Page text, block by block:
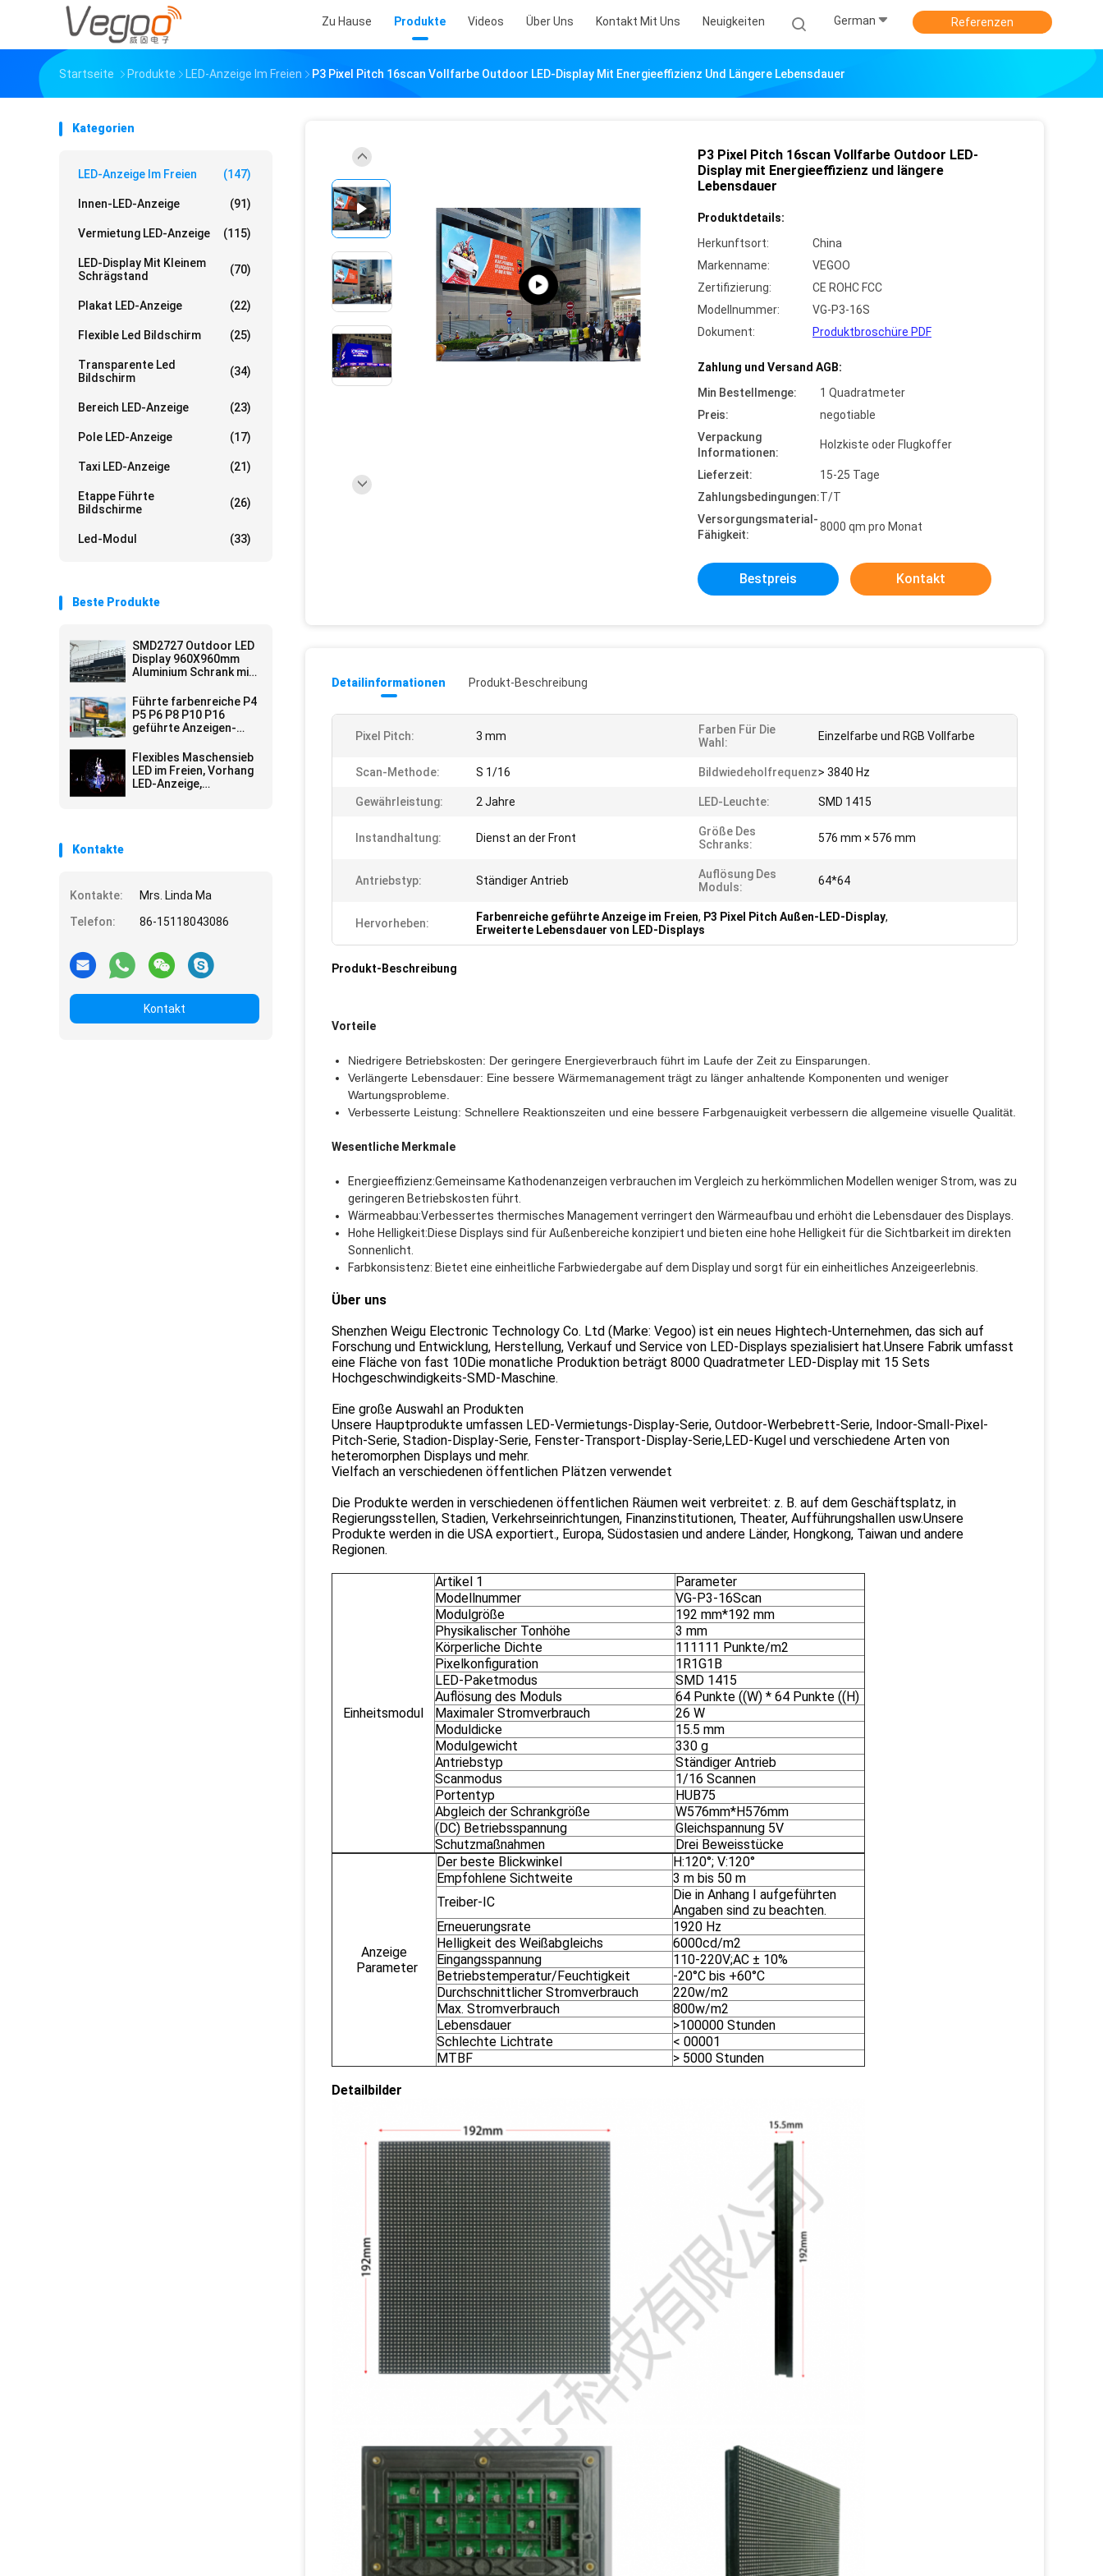
Zu Hause Produkte Videos Über Uns Kontakt Mit Uns Neuigkeiten German Referenzen
Startseite Produkte LED-Anzeige Im Freien P3 Pixel Pitch 16scan Vollfarbe Outdoor LED-Display Mit Energieeffizienz Und Längere Lebensdauer
Kategorien
LED-Anzeige Im Freien (147)
Innen-LED-Anzeige (91)
Vermietung LED-Anzeige (115)
LED-Display Mit Kleinem
Schrägstand
(70)
Plakat LED-Anzeige (22)
Flexible Led Bildschirm (25)
Transparente Led
Bildschirm
(34)
Bereich LED-Anzeige (23)
Pole LED-Anzeige (17)
Taxi LED-Anzeige (21)
Etappe Führte
Bildschirme
(26)
Led-Modul (33)
Beste Produkte
SMD2727 Outdoor LED
Display 960X960mm
Aluminium Schrank mit
Führte farbenreiche P4
P5 P6 P8 P10 P16
geführte Anzeigen-
Freien Schirm-
Stadiums-Schirm-
Wand
Flexibles Maschensieb
LED im Freien, Vorhang
LED-Anzeige,
Kontakte
Kontakte:
Mrs. Linda Ma
Telefon:
86-15118043086
Kontakt
P3 Pixel Pitch 16scan Vollfarbe Outdoor LED-
Display mit Energieeffizienz und längere
Lebensdauer
Produktdetails:
Herkunftsort:
China
Markenname:
VEGOO
Zertifizierung:
CE ROHC FCC
Modellnummer:
VG-P3-16S
Dokument:
Produktbroschüre PDF
Zahlung und Versand AGB:
Min Bestellmenge:
1 Quadratmeter
Preis:
negotiable
Verpackung
Informationen:
Holzkiste oder Flugkoffer
Lieferzeit:
15-25 Tage
Zahlungsbedingungen:T/T
Versorgungsmaterial-
Fähigkeit:
8000 qm pro Monat
Bestpreis Kontakt
Detailinformationen Produkt-Beschreibung
Pixel Pitch: 3 mm
Farben Für Die
Wahl:
Einzelfarbe und RGB Vollfarbe
Scan-Methode: S 1/16 Bildwiedeholfrequenz:> 3840 Hz
Gewährleistung: 2 Jahre LED-Leuchte: SMD 1415
Instandhaltung: Dienst an der Front
Größe Des
Schranks:
576 mm × 576 mm
Antriebstyp: Ständiger Antrieb
Auflösung Des
Moduls:
64*64
Hervorheben: Farbenreiche geführte Anzeige im Freien, P3 Pixel Pitch Außen-LED-Display,
Erweiterte Lebensdauer von LED-Displays
Produkt-Beschreibung
Vorteile
Niedrigere Betriebskosten: Der geringere Energieverbrauch führt im Laufe der Zeit zu Einsparungen.
Verlängerte Lebensdauer: Eine bessere Wärmemanagement trägt zu länger anhaltende Komponenten und weniger
Wartungsprobleme.
Verbesserte Leistung: Schnellere Reaktionszeiten und eine bessere Farbgenauigkeit verbessern die allgemeine visuelle Qualität.
Wesentliche Merkmale
Energieeffizienz:Gemeinsame Kathodenanzeigen verbrauchen im Vergleich zu herkömmlichen Modellen weniger Strom, was zu
geringeren Betriebskosten führt.
Wärmeabbau:Verbessertes thermisches Management verringert den Wärmeaufbau und erhöht die Lebensdauer des Displays.
Hohe Helligkeit:Diese Displays sind für Außenbereiche konzipiert und bieten eine hohe Helligkeit für die Sichtbarkeit im direkten
Sonnenlicht.
Farbkonsistenz: Bietet eine einheitliche Farbwiedergabe auf dem Display und sorgt für ein einheitliches Anzeigeerlebnis.
Über uns
Shenzhen Weigu Electronic Technology Co. Ltd (Marke: Vegoo) ist ein neues Hightech-Unternehmen, das sich auf
Forschung und Entwicklung, Herstellung, Verkauf und Service von LED-Displays spezialisiert hat.Unsere Fabrik umfasst
eine Fläche von fast 10Die monatliche Produktion beträgt 8000 Quadratmeter LED-Display mit 15 Sets
Hochgeschwindigkeits-SMD-Maschine.
Eine große Auswahl an Produkten
Unsere Hauptprodukte umfassen LED-Vermietungs-Display-Serie, Outdoor-Werbebrett-Serie, Indoor-Small-Pixel-
Pitch-Serie, Stadion-Display-Serie, Fenster-Transport-Display-Serie,LED-Kugel und verschiedene Arten von
heteromorphen Displays und mehr.
Vielfach an verschiedenen öffentlichen Plätzen verwendet
Die Produkte werden in verschiedenen öffentlichen Räumen weit verbreitet: z. B. auf dem Geschäftsplatz, in
Regierungsstellen, Stadien, Verkehrseinrichtungen, Finanzinstitutionen, Theater, Aufführungshallen usw.Unsere
Produkte werden in die USA exportiert., Europa, Südostasien und andere Länder, Hongkong, Taiwan und andere
Regionen.
Einheitsmodul
Artikel 1
Parameter
Modellnummer
VG-P3-16Scan
Modulgröße
192 mm*192 mm
Physikalischer Tonhöhe
3 mm
Körperliche Dichte
111111 Punkte/m2
Pixelkonfiguration
1R1G1B
LED-Paketmodus
SMD 1415
Auflösung des Moduls
64 Punkte ((W) * 64 Punkte ((H)
Maximaler Stromverbrauch
26 W
Moduldicke
15.5 mm
Modulgewicht
330 g
Antriebstyp
Ständiger Antrieb
Scanmodus
1/16 Scannen
Portentyp
HUB75
Abgleich der Schrankgröße
W576mm*H576mm
(DC) Betriebsspannung
Gleichspannung 5V
Schutzmaßnahmen
Drei Beweisstücke
Anzeige
Parameter
Der beste Blickwinkel
H:120°; V:120°
Empfohlene Sichtweite
3 m bis 50 m
Treiber-IC
Die in Anhang I aufgeführten
Angaben sind zu beachten.
Erneuerungsrate
1920 Hz
Helligkeit des Weißabgleichs
6000cd/m2
Eingangsspannung
110-220V;AC ± 10%
Betriebstemperatur/Feuchtigkeit
-20°C bis +60°C
Durchschnittlicher Stromverbrauch
220w/m2
Max. Stromverbrauch
800w/m2
Lebensdauer
>100000 Stunden
Schlechte Lichtrate
< 00001
MTBF
> 5000 Stunden
Detailbilder